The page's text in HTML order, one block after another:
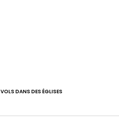
VOLS DANS DES ÉGLISES